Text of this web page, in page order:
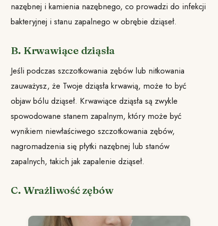
nazębnej i kamienia nazębnego, co prowadzi do infekcji
bakteryjnej i stanu zapalnego w obrębie dziąseł.
B. Krwawiące dziąsła
Jeśli podczas szczotkowania zębów lub nitkowania
zauważysz, że Twoje dziąsła krwawią, może to być
objaw bólu dziąseł. Krwawiące dziąsła są zwykle
spowodowane stanem zapalnym, który może być
wynikiem niewłaściwego szczotkowania zębów,
nagromadzenia się płytki nazębnej lub stanów
zapalnych, takich jak zapalenie dziąseł.
C. Wrażliwość zębów